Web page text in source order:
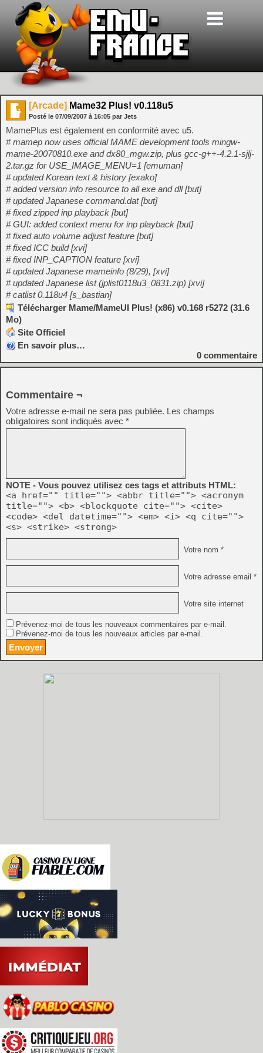
[Arcade] Mame32 Plus! v0.118u5
Posté le 07/09/2007 à 16:05 par Jets
MamePlus est également en conformité avec u5.
# mamep now uses official MAME development tools mingw-
mame-20070810.exe and dx80_mgw.zip, plus gcc-g++-4.2.1-sjlj-
2.tar.gz for USE_IMAGE_MENU=1 [emuman]
# updated Korean text & history [exako]
# added version info resource to all exe and dll [but]
# updated Japanese command.dat [but]
# fixed zipped inp playback [but]
# GUI: added context menu for inp playback [but]
# fixed auto volume adjust feature [but]
# fixed ICC build [xvi]
# fixed INP_CAPTION feature [xvi]
# updated Japanese mameinfo (8/29), [xvi]
# updated Japanese list (jplist0118u3_0831.zip) [xvi]
# catlist 0.118u4 [s_bastian]
Télécharger Mame/MameUI Plus! (x86) v0.168 r5272 (31.6
Mo)
Site Officiel
En savoir plus…
0 commentaire
Commentaire ¬
Votre adresse e-mail ne sera pas publiée. Les champs
obligatoires sont indiqués avec *
NOTE - Vous pouvez utilisez ces tags et attributs HTML:
<a href="" title=""> <abbr title=""> <acronym
title=""> <b> <blockquote cite=""> <cite>
<code> <del datetime=""> <em> <i> <q cite="">
<s> <strike> <strong>
Votre nom *
Votre adresse email *
Votre site internet
Prévenez-moi de tous les nouveaux commentaires par e-mail.
Prévenez-moi de tous les nouveaux articles par e-mail.